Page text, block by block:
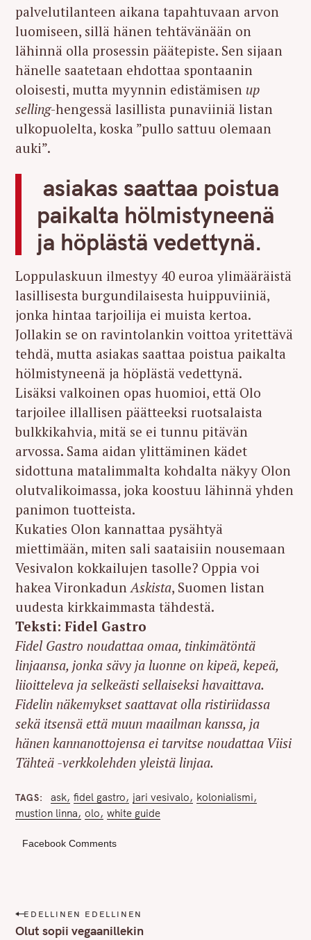
palvelutilanteen aikana tapahtuvaan arvon
luomiseen, sillä hänen tehtävänään on
lähinnä olla prosessin päätepiste. Sen sijaan
hänelle saatetaan ehdottaa spontaanin
oloisesti, mutta myynnin edistämisen up
selling-hengessä lasillista punaviiniä listan
ulkopuolelta, koska ”pullo sattuu olemaan
auki”.
asiakas saattaa poistua
paikalta hölmistyneenä
ja höplästä vedettynä.
Loppulaskuun ilmestyy 40 euroa ylimääräistä
lasillisesta burgundilaisesta huippuviiniä,
jonka hintaa tarjoilija ei muista kertoa.
Jollakin se on ravintolankin voittoa yritettävä
tehdä, mutta asiakas saattaa poistua paikalta
hölmistyneenä ja höplästä vedettynä.
Lisäksi valkoinen opas huomioi, että Olo
tarjoilee illallisen päätteeksi ruotsalaista
bulkkikahvia, mitä se ei tunnu pitävän
arvossa. Sama aidan ylittäminen kädet
sidottuna matalimmalta kohdalta näkyy Olon
olutvalikoimassa, joka koostuu lähinnä yhden
panimon tuotteista.
Kukaties Olon kannattaa pysähtyä
miettimään, miten sali saataisiin nousemaan
Vesivalon kokkailujen tasolle? Oppia voi
hakea Vironkadun Askista, Suomen listan
uudesta kirkkaimmasta tähdestä.
Teksti: Fidel Gastro
Fidel Gastro noudattaa omaa, tinkimätöntä
linjaansa, jonka sävy ja luonne on kipeä, kepeä,
liioitteleva ja selkeästi sellaiseksi havaittava.
Fidelin näkemykset saattavat olla ristiriidassa
sekä itsensä että muun maailman kanssa, ja
hänen kannanottojensa ei tarvitse noudattaa Viisi
Tähteä -verkkolehden yleistä linjaa.
TAGS ask fidel gastro jari vesivalo
kolonialismi
mustion linna olo white guide
Facebook Comments
P
o
EDELLINEN EDELLINEN
Olut sopii vegaanillekin